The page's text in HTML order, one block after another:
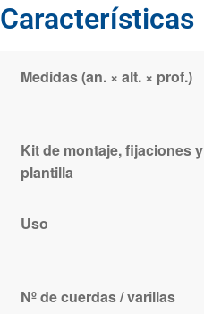
Características
Medidas (an. × alt. × prof.)
Kit de montaje, fijaciones y
plantilla
Uso
Nº de cuerdas / varillas